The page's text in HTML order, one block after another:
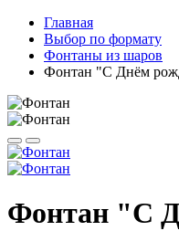
Главная
Выбор по формату
Фонтаны из шаров
Фонтан "C Днём
Фонтан "C